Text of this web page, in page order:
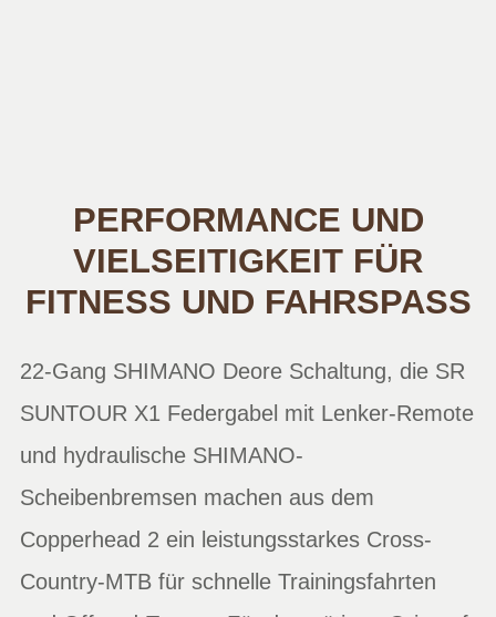
PERFORMANCE UND
VIELSEITIGKEIT FÜR
FITNESS UND FAHRSPASS
22-Gang SHIMANO Deore Schaltung, die SR
SUNTOUR X1 Federgabel mit Lenker-Remote
und hydraulische SHIMANO-
Scheibenbremsen machen aus dem
Copperhead 2 ein leistungsstarkes Cross-
Country-MTB für schnelle Trainingsfahrten